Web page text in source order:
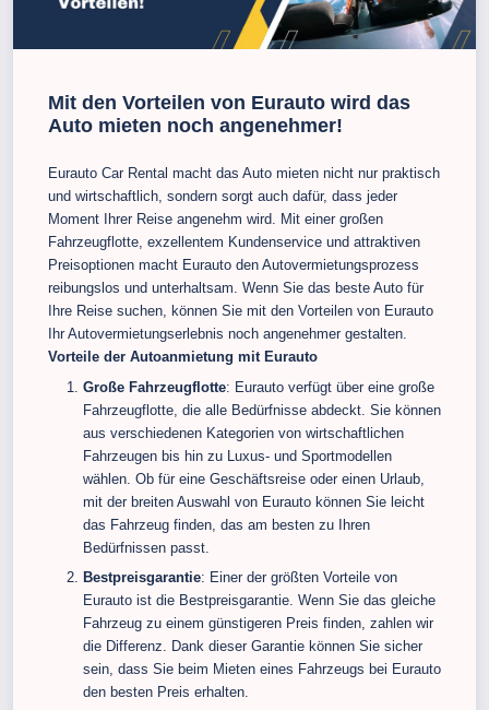
Mit den Vorteilen von Eurauto wird das
Auto mieten noch angenehmer!
Eurauto Car Rental macht das Auto mieten nicht nur praktisch
und wirtschaftlich, sondern sorgt auch dafür, dass jeder
Moment Ihrer Reise angenehm wird. Mit einer großen
Fahrzeugflotte, exzellentem Kundenservice und attraktiven
Preisoptionen macht Eurauto den Autovermietungsprozess
reibungslos und unterhaltsam. Wenn Sie das beste Auto für
Ihre Reise suchen, können Sie mit den Vorteilen von Eurauto
Ihr Autovermietungserlebnis noch angenehmer gestalten.
Vorteile der Autoanmietung mit Eurauto
Große Fahrzeugflotte: Eurauto verfügt über eine große
Fahrzeugflotte, die alle Bedürfnisse abdeckt. Sie können
aus verschiedenen Kategorien von wirtschaftlichen
Fahrzeugen bis hin zu Luxus- und Sportmodellen
wählen. Ob für eine Geschäftsreise oder einen Urlaub,
mit der breiten Auswahl von Eurauto können Sie leicht
das Fahrzeug finden, das am besten zu Ihren
Bedürfnissen passt.
Bestpreisgarantie: Einer der größten Vorteile von
Eurauto ist die Bestpreisgarantie. Wenn Sie das gleiche
Fahrzeug zu einem günstigeren Preis finden, zahlen wir
die Differenz. Dank dieser Garantie können Sie sicher
sein, dass Sie beim Mieten eines Fahrzeugs bei Eurauto
den besten Preis erhalten.